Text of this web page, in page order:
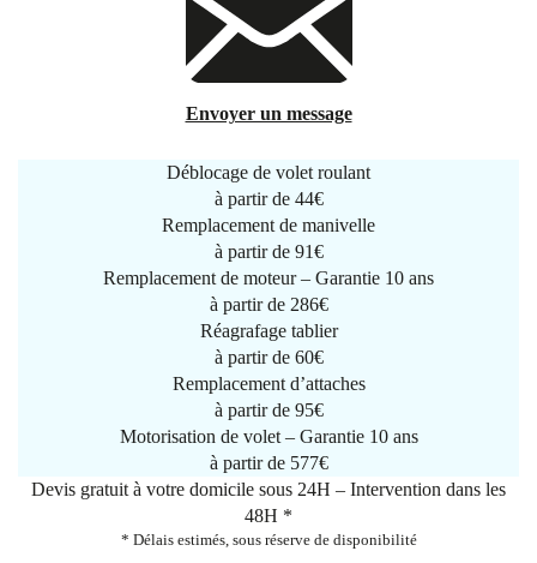
Envoyer un message
Déblocage de volet roulant
à partir de 44€
Remplacement de manivelle
à partir de 91€
Remplacement de moteur – Garantie 10 ans
à partir de 286€
Réagrafage tablier
à partir de 60€
Remplacement d’attaches
à partir de 95€
Motorisation de volet – Garantie 10 ans
à partir de 577€
Devis gratuit à votre domicile sous 24H – Intervention dans les
48H *
* Délais estimés, sous réserve de disponibilité